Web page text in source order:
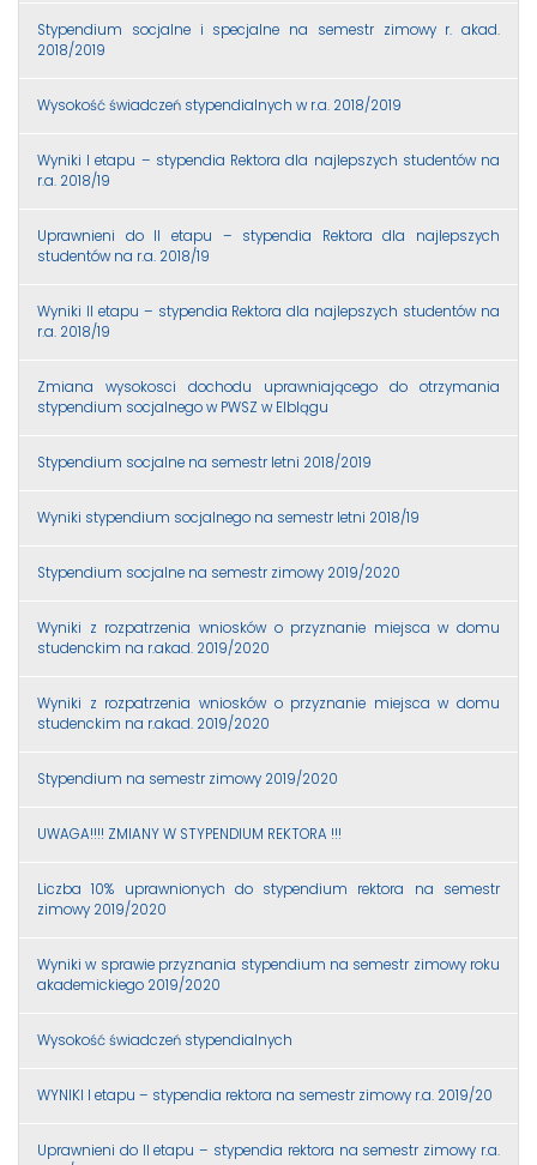
Stypendium socjalne i specjalne na semestr zimowy r. akad.
2018/2019
Wysokość świadczeń stypendialnych w r.a. 2018/2019
Wyniki I etapu – stypendia Rektora dla najlepszych studentów na
r.a. 2018/19
Uprawnieni do II etapu – stypendia Rektora dla najlepszych
studentów na r.a. 2018/19
Wyniki II etapu – stypendia Rektora dla najlepszych studentów na
r.a. 2018/19
Zmiana wysokosci dochodu uprawniającego do otrzymania
stypendium socjalnego w PWSZ w Elblągu
Stypendium socjalne na semestr letni 2018/2019
Wyniki stypendium socjalnego na semestr letni 2018/19
Stypendium socjalne na semestr zimowy 2019/2020
Wyniki z rozpatrzenia wniosków o przyznanie miejsca w domu
studenckim na r.akad. 2019/2020
Wyniki z rozpatrzenia wniosków o przyznanie miejsca w domu
studenckim na r.akad. 2019/2020
Stypendium na semestr zimowy 2019/2020
UWAGA!!!! ZMIANY W STYPENDIUM REKTORA !!!
Liczba 10% uprawnionych do stypendium rektora na semestr
zimowy 2019/2020
Wyniki w sprawie przyznania stypendium na semestr zimowy roku
akademickiego 2019/2020
Wysokość świadczeń stypendialnych
WYNIKI I etapu – stypendia rektora na semestr zimowy r.a. 2019/20
Uprawnieni do II etapu – stypendia rektora na semestr zimowy r.a.